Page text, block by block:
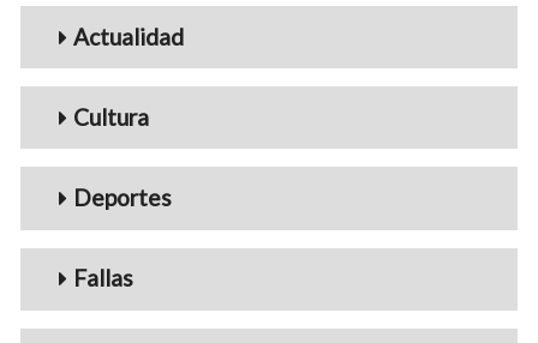
Menu_Videos
Actualidad
Cultura
Deportes
Fallas